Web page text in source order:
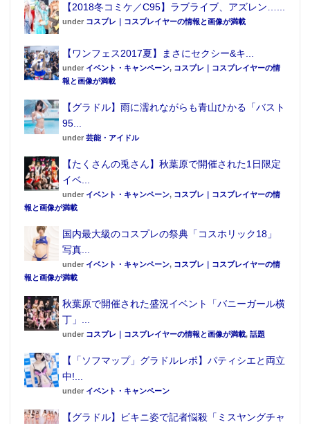
【2018冬コミケ／C95】ラブライブ、アズレン…...
under コスプレ｜コスプレイヤーの情報と画像が満載
【ワンフェス2017夏】まさにセクシー&キ...
under イベント・キャンペーン, コスプレ｜コスプレイヤーの情
報と画像が満載
【グラドル】雨に濡れながらも青山ひかる「バスト
95...
under 芸能・アイドル
【たくさんの兎さん】秋葉原で開催された1日限定
イベ...
under イベント・キャンペーン, コスプレ｜コスプレイヤーの情
報と画像が満載
国内最大級のコスプレの祭典「コスホリック18」
写真...
under イベント・キャンペーン, コスプレ｜コスプレイヤーの情
報と画像が満載
秋葉原で開催された盛況イベント「バニーガール横
丁」...
under コスプレ｜コスプレイヤーの情報と画像が満載, 話題
【「ソフマップ」グラドルレポ】パティシエと両立
中!...
under イベント・キャンペーン
【グラドル】ビキニ姿で記者悩殺「ミスヤングチャ